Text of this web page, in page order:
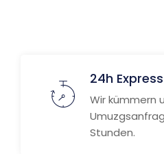
24h
Wir kümmern
Stunden.